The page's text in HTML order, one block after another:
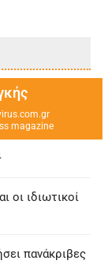
magazine
οι ιδιωτικοί
πανάκριβες